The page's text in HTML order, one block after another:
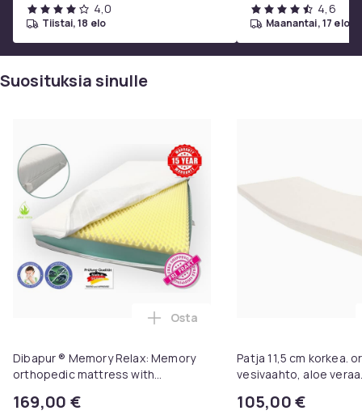
4,0
tiistai, 18 elo
4,6
maanantai, 17 elo
Suosituksia sinulle
Dibapur ® Memory Relax: Memory
orthopedic mattress with
density), 17 cm high, lining in aloe
169,00 €
Lisää Dibapur ® Memory Relax:
Osta
Patja 11,5 cm korkea.
vesivaahto, aloe veraa
105,00 €